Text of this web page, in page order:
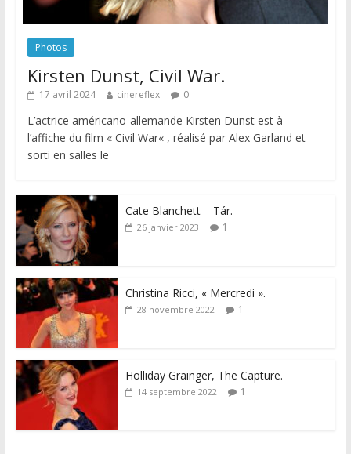
Photos
Kirsten Dunst, Civil War.
17 avril 2024 cinereflex 0
L’actrice américano-allemande Kirsten Dunst est à
l’affiche du film « Civil War« , réalisé par Alex Garland et
sorti en salles le
Cate Blanchett – Tár.
26 janvier 2023 1
Christina Ricci, « Mercredi ».
28 novembre 2022 1
Holliday Grainger, The Capture.
14 septembre 2022 1